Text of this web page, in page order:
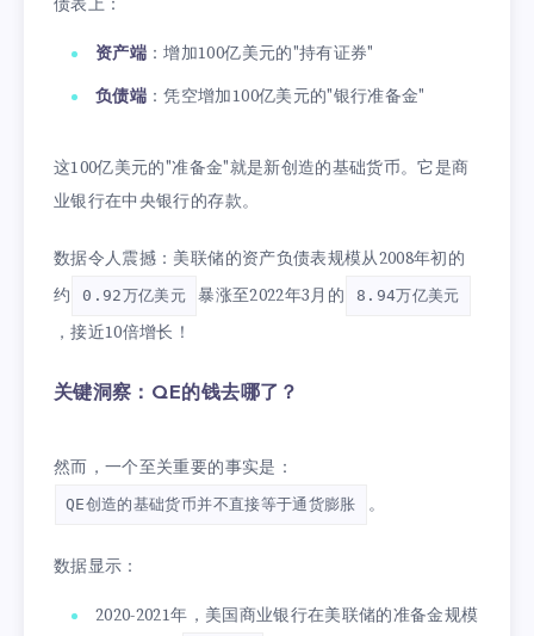
债表上：
资产端 ：增加100亿美元的"持有证券"
负债端 ：凭空增加100亿美元的"银行准备金"
这100亿美元的"准备金"就是新创造的基础货币。它是商
业银行在中央银行的存款。
数据令人震撼：美联储的资产负债表规模从2008年初的
约
0.92万亿美元 暴涨至2022年3月的 8.94万亿美元
，接近10倍增长！
关键洞察：QE的钱去哪了？
然而，一个至关重要的事实是：
QE创造的基础货币并不直接等于通货膨胀 。
数据显示：
2020-2021年，美国商业银行在美联储的准备金规模